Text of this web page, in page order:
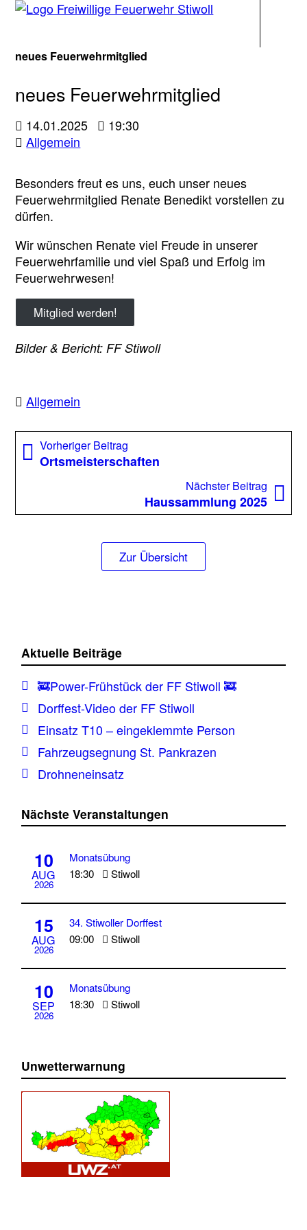
neues Feuerwehrmitglied
neues Feuerwehrmitglied
14.01.2025
19:30
Allgemein
Besonders freut es uns, euch unser neues
Feuerwehrmitglied Renate Benedikt vorstellen zu
dürfen.
Wir wünschen Renate viel Freude in unserer
Feuerwehrfamilie und viel Spaß und Erfolg im
Feuerwehrwesen!
Mitglied werden!
Bilder & Bericht: FF Stiwoll
Allgemein
Beitragsnavigation
Vorheriger Beitrag
Beitrag:
Ortsmeisterschaften
Nächster Beitrag
Haussammlung 2025
Zur Übersicht
Aktuelle Beiträge
🚒Power-Frühstück der FF Stiwoll 🚒
Dorffest-Video der FF Stiwoll
Einsatz T10 – eingeklemmte Person
Fahrzeugsegnung St. Pankrazen
Drohneneinsatz
Nächste Veranstaltungen
10
AUG
2026
Monatsübung
18:30
Stiwoll
15
AUG
2026
34. Stiwoller Dorffest
09:00
Stiwoll
10
SEP
2026
Monatsübung
18:30
Stiwoll
Unwetterwarnung